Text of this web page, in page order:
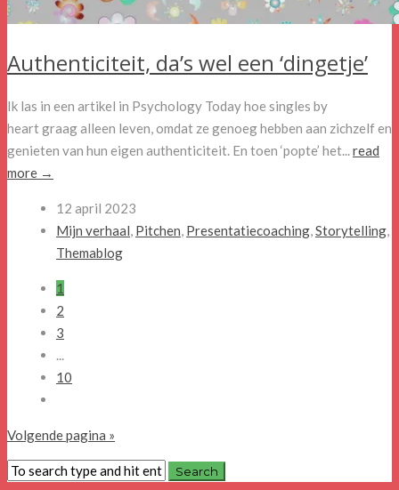
Authenticiteit, da’s wel een ‘dingetje’
Ik las in een artikel in Psychology Today hoe singles by
heart graag alleen leven, omdat ze genoeg hebben aan zichzelf en
genieten van hun eigen authenticiteit. En toen ‘popte’ het...read
more →
12 april 2023
Mijn verhaal, Pitchen, Presentatiecoaching,Storytelling,
Themablog
1
2
3
...
10
Volgende pagina »